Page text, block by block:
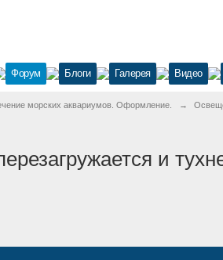
Форум Блоги Галерея Видео
морских аквариумов. Оформление. →
и